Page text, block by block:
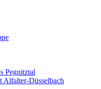
Pegnitztal
Alfalter-Düsselbach